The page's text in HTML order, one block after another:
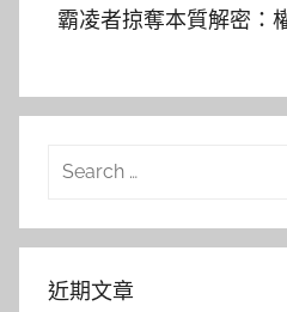
霸凌者掠奪本質解密：
Search
近期文章